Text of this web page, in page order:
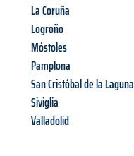
La Coruña
Logroño
Móstoles
Pamplona
San Cristóbal de la Laguna
Siviglia
Valladolid